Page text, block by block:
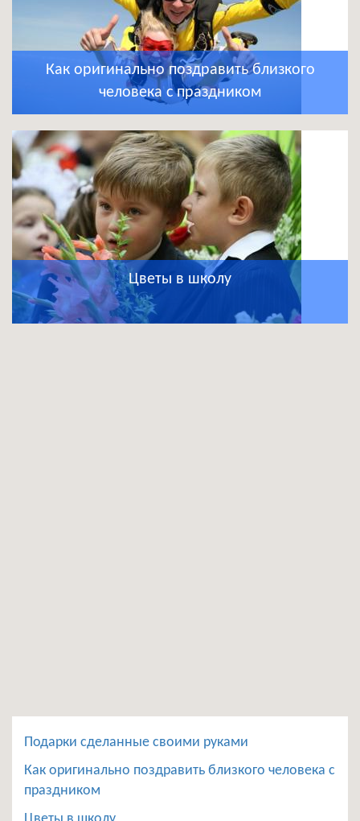
Как оригинально поздравить близкого
человека с праздником
Цветы в школу
Подарки сделанные своими руками
Как оригинально поздравить близкого человека с
праздником